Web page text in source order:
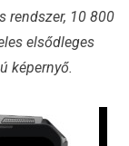
rendszer, 10 800
elsődleges
képernyő.